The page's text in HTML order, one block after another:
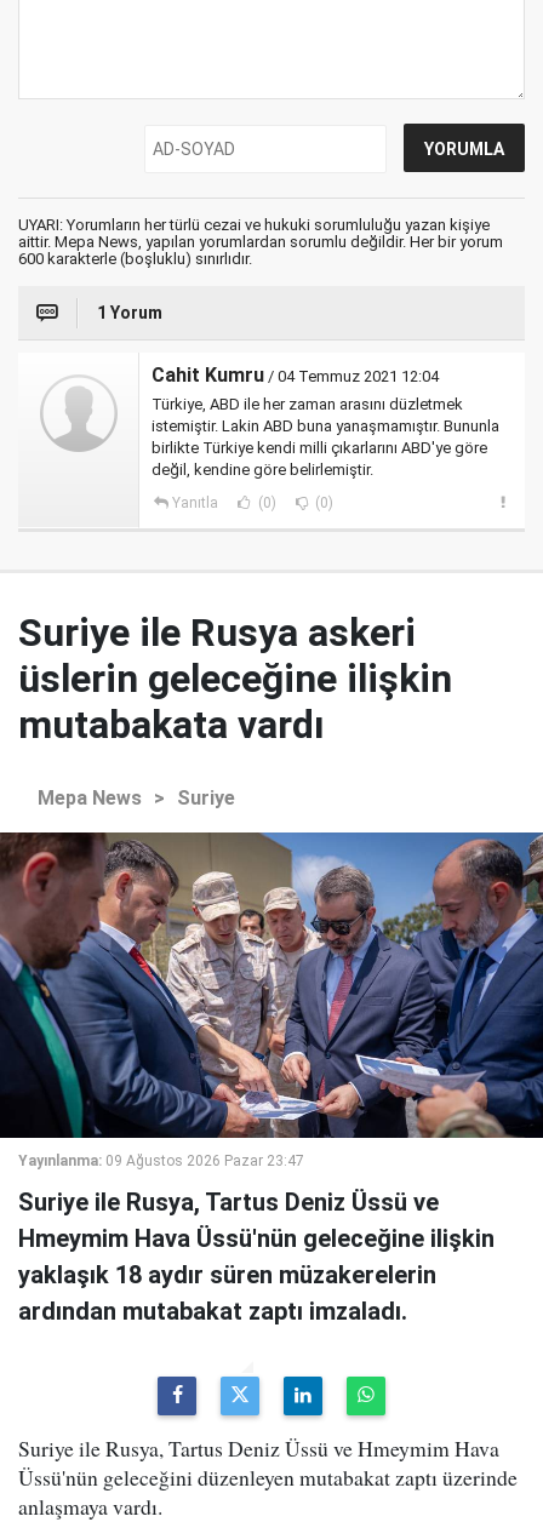
UYARI: Yorumların her türlü cezai ve hukuki sorumluluğu yazan kişiye
aittir. Mepa News, yapılan yorumlardan sorumlu değildir. Her bir yorum
600 karakterle (boşluklu) sınırlıdır.
1 Yorum
Cahit Kumru / 04 Temmuz 2021 12:04
Türkiye, ABD ile her zaman arasını düzletmek
istemiştir. Lakin ABD buna yanaşmamıştır. Bununla
birlikte Türkiye kendi milli çıkarlarını ABD'ye göre
değil, kendine göre belirlemiştir.
Yanıtla (0) (0)
Suriye ile Rusya askeri
üslerin geleceğine ilişkin
mutabakata vardı
Mepa News > Suriye
Yayınlanma: 09 Ağustos 2026 Pazar 23:47
Suriye ile Rusya, Tartus Deniz Üssü ve
Hmeymim Hava Üssü'nün geleceğine ilişkin
yaklaşık 18 aydır süren müzakerelerin
ardından mutabakat zaptı imzaladı.
Suriye ile Rusya, Tartus Deniz Üssü ve Hmeymim Hava
Üssü'nün geleceğini düzenleyen mutabakat zaptı üzerinde
anlaşmaya vardı.